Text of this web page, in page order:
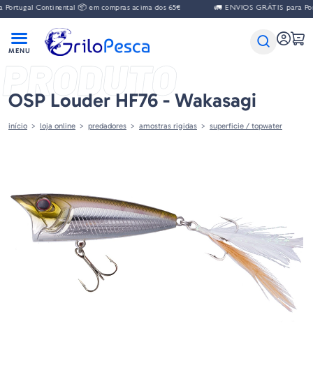
Continental 📦 em compras acima dos 65€ 🚛 ENVIOS GRÁTIS para
PRODUTO
OSP Louder HF76 - Wakasagi
início loja online predadores amostras rigidas superficie / topwater